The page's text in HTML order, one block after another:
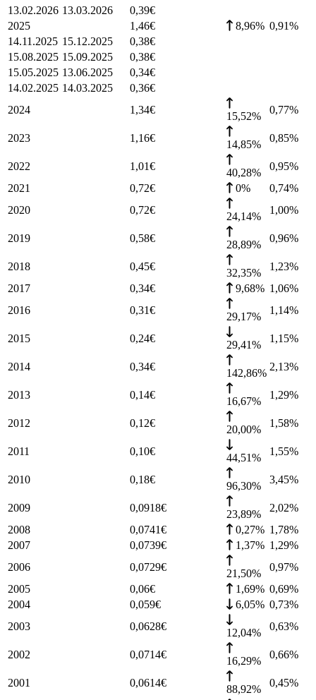
13.02.2026 13.03.2026 0,39€
2025
1,46€ 8,96% 0,91%
14.11.2025 15.12.2025 0,38€
15.08.2025 15.09.2025 0,38€
15.05.2025 13.06.2025 0,34€
14.02.2025 14.03.2025 0,36€
2024
1,34€
15,52%
0,77%
2023 1,16€
14,85%
0,85%
2022 1,01€
40,28%
0,95%
2021
0,72€ 0% 0,74%
2020
0,72€
24,14%
1,00%
2019 0,58€
28,89%
0,96%
2018 0,45€
32,35%
1,23%
2017
0,34€ 9,68% 1,06%
2016
0,31€
29,17%
1,14%
2015 0,24€
29,41%
1,15%
2014 0,34€
142,86%
2,13%
2013 0,14€
16,67%
1,29%
2012 0,12€
20,00%
1,58%
2011 0,10€
44,51%
1,55%
2010 0,18€
96,30%
3,45%
2009 0,0918€
23,89%
2,02%
2008
0,0741€ 0,27% 1,78%
2007
0,0739€ 1,37% 1,29%
2006
0,0729€
21,50%
0,97%
2005
0,06€ 1,69% 0,69%
2004
0,059€ 6,05% 0,73%
2003
0,0628€
12,04%
0,63%
2002 0,0714€
16,29%
0,66%
2001 0,0614€
88,92%
0,45%